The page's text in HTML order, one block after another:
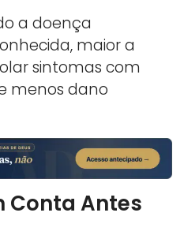
a doença
maior a
sintomas com
menos dano
Conta Antes